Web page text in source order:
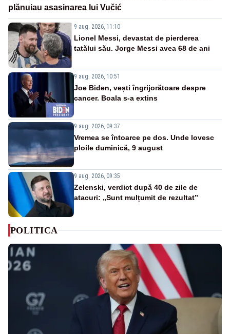
plănuiau asasinarea lui Vučić
9 aug. 2026, 11:10
Lionel Messi, devastat de pierderea
tatălui său. Jorge Messi avea 68 de ani
9 aug. 2026, 10:51
Joe Biden, vești îngrijorătoare despre
cancer. Boala s-a extins
9 aug. 2026, 09:37
Vremea se întoarce pe dos. Unde lovesc
ploile duminică, 9 august
9 aug. 2026, 09:35
Zelenski, verdict după 40 de zile de
atacuri: „Sunt mulțumit de rezultat”
POLITICA